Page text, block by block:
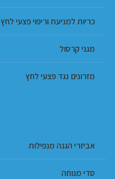
כריות למניעת וריפוי פצעי לחץ
מגני קרסול
מזרונים נגד פצעי לחץ
אביזרי הגנה מנפילות
סדי מנוחה